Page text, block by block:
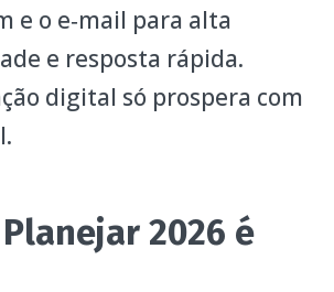
e o e‑mail para alta
e resposta rápida.
digital só prospera com
2026 é